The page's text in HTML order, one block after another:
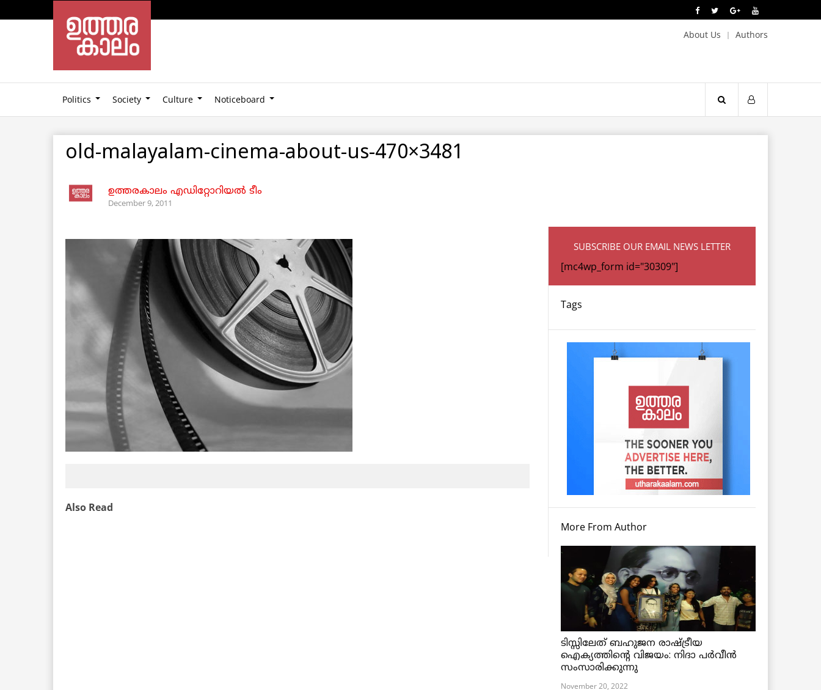
About Us Authors
Politics Society Culture Noticeboard
old-malayalam-cinema-about-us-470×3481
ഉത്തരകാലം എഡിറ്റോറിയല്‍ ടീം
December 9, 2011
Also Read
SUBSCRIBE OUR EMAIL NEWS LETTER
[mc4wp_form id="30309"]
Tags
More From Author
ടിസ്സിലേത് ബഹുജന രാഷ്ട്രീയ
ഐക്യത്തിന്റെ വിജയം: നിദാ പർവീൻ
സംസാരിക്കുന്നു
November 20, 2022